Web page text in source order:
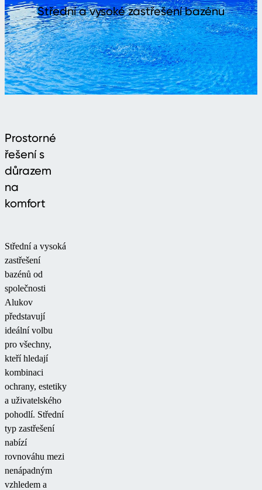
Střední a vysoké zastřešení bazénu
Prostorné
řešení s
důrazem
na
komfort
Střední a vysoká
zastřešení
bazénů od
společnosti
Alukov
představují
ideální volbu
pro všechny,
kteří hledají
kombinaci
ochrany, estetiky
a uživatelského
pohodlí. Střední
typ zastřešení
nabízí
rovnováhu mezi
nenápadným
vzhledem a